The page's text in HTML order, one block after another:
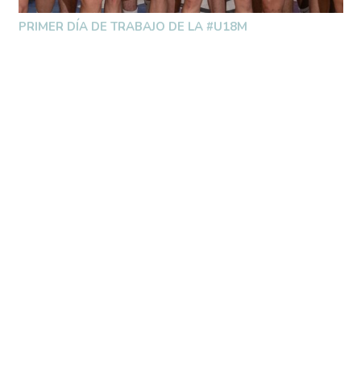
PRIMER DÍA DE TRABAJO DE LA #U18M